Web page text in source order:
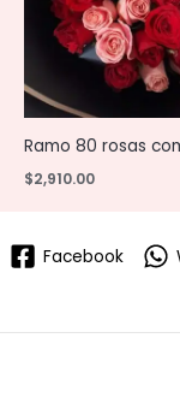
Ramo 80 rosas
$2,910.00
Facebook